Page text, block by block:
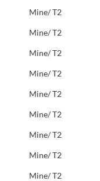
Mine/ T2
Mine/ T2
Mine/ T2
Mine/ T2
Mine/ T2
Mine/ T2
Mine/ T2
Mine/ T2
Mine/ T2